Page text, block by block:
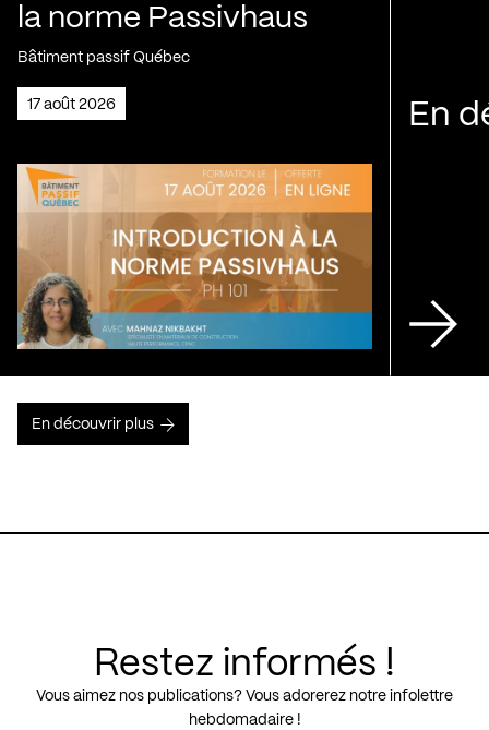
la norme Passivhaus
Bâtiment passif Québec
17 août 2026 En
En découvrir plus
Restez informés !
Vous aimez nos publications? Vous adorerez notre infolettre
hebdomadaire !